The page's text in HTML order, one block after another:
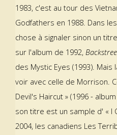
1983, c'est au tour des
Godfathers en 1988. Dans
chose à signaler sinon un titre
sur l'album de 1992,
des Mystic Eyes (1993). Mais
voir avec celle de Morrison.
Devil's Haircut » (1996 - album
son titre est un sample d' « I
2004, les canadiens Les